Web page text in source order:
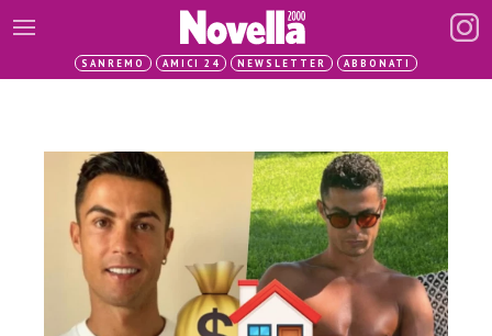
SANREMO AMICI 24 NEWSLETTER ABBONATI